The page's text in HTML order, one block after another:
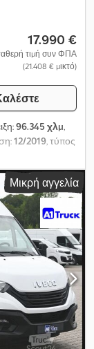
17.990 €
τιμή συν ΦΠΑ
(21.408 € μικτό)
96.345 χλμ,
12/2019 , τύπος
, μέγεθος
80 ποσοστό,
λευκό,
ατσάλι,
11 m³, μήκος
1.770
2019,
ελαστικού:
, Εξοπλισμός:
Μικρή αγγελία